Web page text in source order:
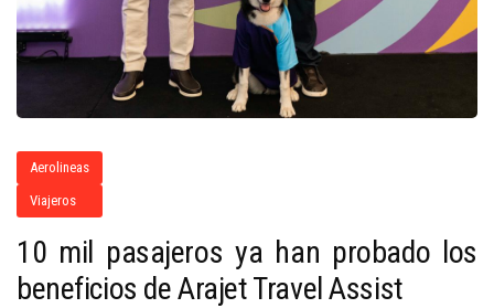
Aerolineas
Viajeros
10 mil pasajeros ya han probado los
beneficios de Arajet Travel Assist